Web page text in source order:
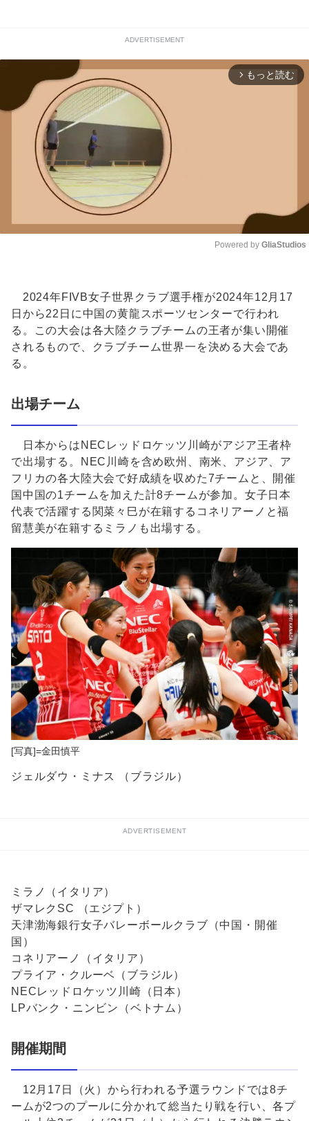
ADVERTISEMENT
arrow_forward_ios もっと読む
Powered by GliaStudios
2024年FIVB女子世界クラブ選手権が2024年12月17
日から22日に中国の黄龍スポーツセンターで行われ
る。この大会は各大陸クラブチームの王者が集い開催
されるもので、クラブチーム世界一を決める大会であ
る。
出場チーム
日本からはNECレッドロケッツ川崎がアジア王者枠
で出場する。NEC川崎を含め欧州、南米、アジア、ア
フリカの各大陸大会で好成績を収めた7チームと、開催
国中国の1チームを加えた計8チームが参加。女子日本
代表で活躍する関菜々巳が在籍するコネリアーノと福
留慧美が在籍するミラノも出場する。
[写真]=金田慎平
ジェルダウ・ミナス （ブラジル）
ADVERTISEMENT
ミラノ（イタリア）
ザマレクSC （エジプト）
天津渤海銀行女子バレーボールクラブ（中国・開催
国）
コネリアーノ（イタリア）
プライア・クルーベ（ブラジル）
NECレッドロケッツ川崎（日本）
LPバンク・ニンビン（ベトナム）
開催期間
12月17日（火）から行われる予選ラウンドでは8チ
ームが2つのプールに分かれて総当たり戦を行い、各プ